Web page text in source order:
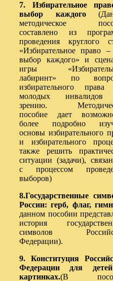
7. Избирательное
выбор каждого
методическое
составлено из
проведения круглого
«Избирательное право
выбор каждого» и
игры
лабиринт» по
избирательного права
молодых
зрению.
пособие дает
более подробно
основы избирательного
и избирательного
также решить
ситуации (задачи),
с процессом
выборов)
8.Государственные
России: герб, флаг,
данном пособии
история
символов
Федерации).
9. Конституция
Федерации для
картинках.(В